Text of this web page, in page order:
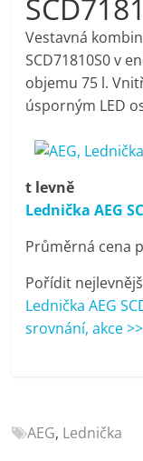
bazény
Elektro
Vestavná
SCD71810S0 v
objemu 75 l.
úsporným LED
t levně
Lednička AEG
Průměrná cena
Pořídit
Lednička AEG
srovnání, akce >>
AEG, Lednička